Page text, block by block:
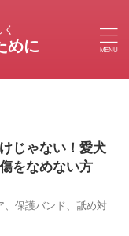
めに
じゃない！愛犬
をなめない方
、保護バンド、舐め対